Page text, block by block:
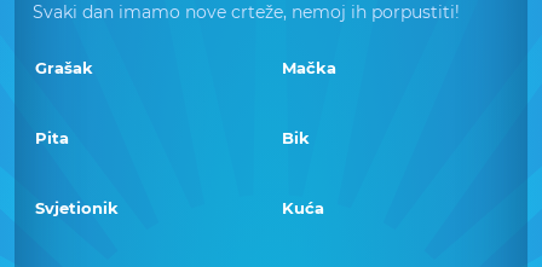
Svaki dan imamo nove crteže, nemoj ih porpustiti!
Grašak Mačka
Pita Bik
Svjetionik Kuća